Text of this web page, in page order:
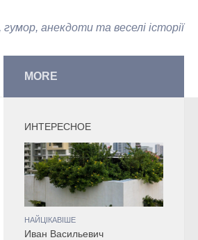
анекдоти та веселі історії
MORE
ИНТЕРЕСНОЕ
НАЙЦІКАВІШЕ
Иван Васильевич